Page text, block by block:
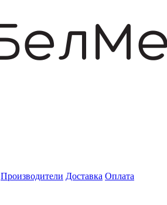
Производители Доставка Оплата